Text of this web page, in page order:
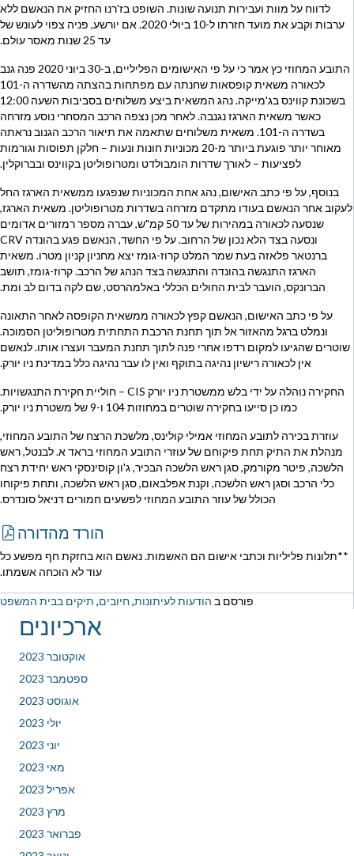
לדווח על מוות ועבירות תנועה שונות. השופט בז'רנו החזיק את הנאשם ללא
ערבות וקבע את מועד חזרתו ל-10 ביולי 2020. אם יורשע, פניה צפוי לעונש של
עד 25 שנות מאסר עולם.
התובע המחוזי כץ אמר כי על פי האישומים הפליליים, ב-30 ביוני 2020 פנה גנב
לכאורה משאית קופסאות שחנתה עם מפתחות בהצתה מהשדרה ה-101
בשכונת קווינס בג'מייקה. נהג המשאית ביצע משלוחים בסביבות השעה 12:00
כאשר משאית הארגז נגנבה. לאחר מכן נצפה הרכב המסחרי נוסע מזרחה
בשדרה ה-101. משאית משלוחים שתאמה את תיאור הרכב הגנוב נראתה
מאוחר יותר פוגעת ביותר מ-20 מכוניות חונות ונעות – חלקן תפוסות וגורמות
לפציעות – לאורך שדרות הומבולדט ומטרופוליטן בקווינס ובברוקלין.
בנוסף, על פי כתב האישום, נהג אחת המכוניות שנפגעו ממשאית הארגז החל
לעקוב אחר הנאשם בעודו מתקדם מזרחה בשדרות מטרופוליטן. משאית הארגז,
שנסעה לכאורה במהירות של עד 50 קמ"ש, עברה מספר רמזורים אדומים
ונסעה בצד הלא נכון של הרחוב. על פי החשד, הנאשם פגע בהונדה CRV
ברנטאר פלאזה בעת שמר המלט קרוז-גומז יצא מחניון קניון מטרו. משאית
הארגז התנגשה בהונדה והתנגשה בצד הנהג של הרכב. קרוז-גומז, תושב
הברונקס, הועבר לבית החולים הכללי באלמהרסט, שם לקה בדום לב ומת.
על פי כתב האישום, הנאשם קפץ לכאורה ממשאית הקופסה לאחר התאונה
ונמלט ברגל מהאזור אל תוך תחנת הרכבת התחתית מטרופוליטן הסמוכה.
שוטרים שהגיעו למקום רדפו אחרי פנה לתוך תחנת המעבר ועצרו אותו. לנאשם
אין לכאורה רישיון נהיגה בתוקף ואין לו עבר נהיגה כלל במדינת ניו יורק.
החקירה נוהלה על ידי בלש ממשטרת ניו יורק CIS – חוליית חקירת התנגשויות.
כמו כן סייעו בחקירה שוטרים במחוזות 104 ו-9 של משטרת ניו יורק.
עוזרת בכירה לתובע המחוזי אמילי קולינס, מלשכת הרצח של התובע המחוזי,
מנהלת את התיק תחת פיקוחם של עוזרי התובע המחוזי בראד א. לבנטל, ראש
הלשכה, פיטר מקורמק, סגן ראש הלשכה הבכיר, ג'ון קוסינסקי ראש יחידת רצח
כלי הרכב וסגן ראש הלשכה, וקנת אפלבאום, סגן ראש הלשכה, ותחת פיקוחו
הכולל של עוזר התובע המחוזי לפשעים חמורים דניאל סונדרס.
הורד מהדורה
**תלונות פליליות וכתבי אישום הם האשמות. נאשם הוא בחזקת חף מפשע כל
עוד לא הוכחה אשמתו.
פורסם ב הודעות לעיתונות, חיובים, תיקים בבית המשפט
ארכיונים
אוקטובר 2023
ספטמבר 2023
אוגוסט 2023
יולי 2023
יוני 2023
מאי 2023
אפריל 2023
מרץ 2023
פברואר 2023